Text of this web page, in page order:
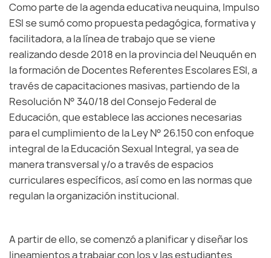
Como parte de la agenda educativa neuquina, Impulso
ESI se sumó como propuesta pedagógica, formativa y
facilitadora, a la línea de trabajo que se viene
realizando desde 2018 en la provincia del Neuquén en
la formación de Docentes Referentes Escolares ESI, a
través de capacitaciones masivas, partiendo de la
Resolución N° 340/18 del Consejo Federal de
Educación, que establece las acciones necesarias
para el cumplimiento de la Ley N° 26.150 con enfoque
integral de la Educación Sexual Integral, ya sea de
manera transversal y/o a través de espacios
curriculares específicos, así como en las normas que
regulan la organización institucional.
A partir de ello, se comenzó a planificar y diseñar los
lineamientos a trabajar con los y las estudiantes